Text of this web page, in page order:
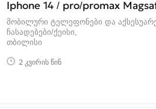
Iphone 14 / pro/promax
მობილური ტელეფონები და
ჩასადებები/ქეისი
თბილისი
2 კვირის წინ